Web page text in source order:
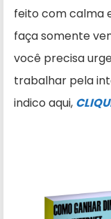
feito com calma
faça somente
você precisa
trabalhar pela
indico aqui,